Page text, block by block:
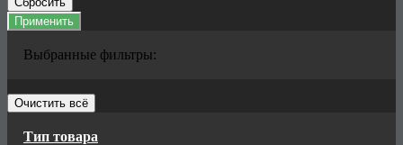
Применить
Выбранные фильтры:
Очистить всё
Тип товара